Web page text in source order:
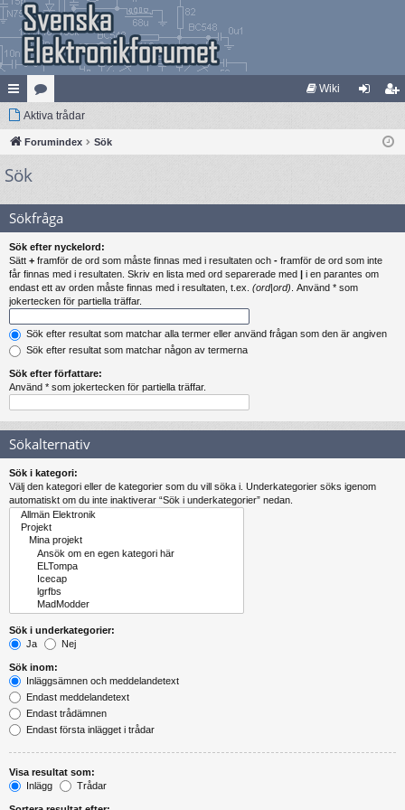
na
bb
lä
ar
at
eg
Wiki
m
Aktiva trådar
Forumindex Sök
Sök
Sökfråga
Sök efter nyckelord:
Sätt + framför de ord som måste finnas med i resultaten och - framför de ord som inte
får finnas med i resultaten. Skriv en lista med ord separerade med | i en parantes om
endast ett av orden måste finnas med i resultaten, t.ex. (ord|ord) . Använd * som
jokertecken för partiella träffar.
Sök efter resultat som matchar alla termer eller använd frågan som den är angiven
Sök efter resultat som matchar någon av termerna
Sök efter författare:
Använd * som jokertecken för partiella träffar.
Sökalternativ
Sök i kategori:
Välj den kategori eller de kategorier som du vill söka i. Underkategorier söks igenom
automatiskt om du inte inaktiverar “Sök i underkategorier” nedan.
Sök i underkategorier:
Ja
Nej
Sök inom:
Inläggsämnen och meddelandetext
Endast meddelandetext
Endast trådämnen
Endast första inlägget i trådar
Visa resultat som:
Inlägg
Trådar